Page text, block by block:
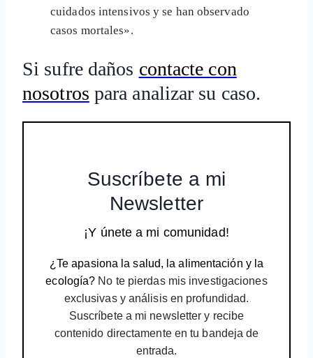
cuidados intensivos y se han observado
casos mortales».
Si sufre daños contacte con
nosotros para analizar su caso.
Suscríbete a mi
Newsletter
¡Y únete a mi comunidad!
¿Te apasiona la salud, la alimentación y la
ecología? No te pierdas mis investigaciones
exclusivas y análisis en profundidad.
Suscríbete a mi newsletter y recibe
contenido directamente en tu bandeja de
entrada.